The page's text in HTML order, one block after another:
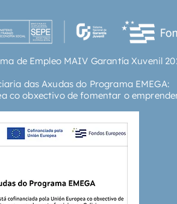
de Empleo MAIV Garantía Xuvenil
das Axudas do Programa EMEGA:
co obxectivo de fomentar o